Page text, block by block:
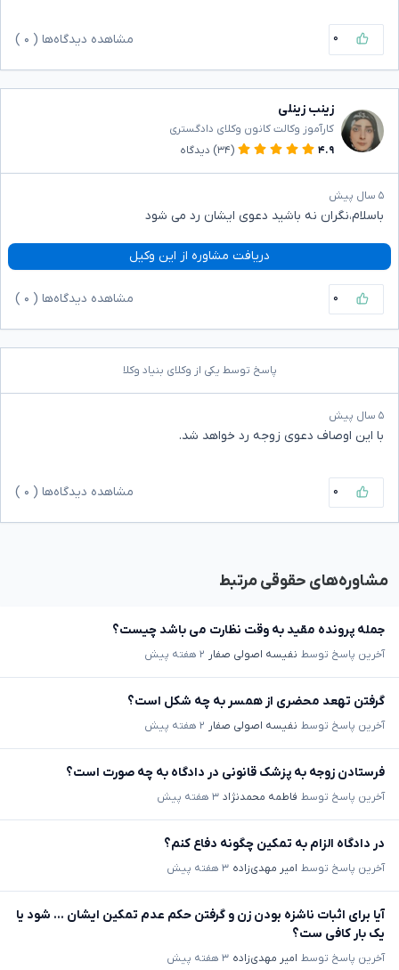
۰ مشاهده دیدگاه‌ها ( ۰
زینب زینلی
کارآموز وکالت کانون وکلای دادگستری
۴.۹
(۳۴) دیدگاه
۵ سال پیش
باسلام،نگران نه باشید دعوی ایشان رد می شود
دریافت مشاوره از این وکیل
۰ مشاهده دیدگاه‌ها ( ۰
پاسخ توسط یکی از وکلای بنیاد وکلا
۵ سال پیش
با این اوصاف دعوی زوجه رد خواهد شد.
۰ مشاهده دیدگاه‌ها ( ۰
مشاوره‌های حقوقی مرتبط
جمله پرونده مقید به وقت نظارت می باشد چیست؟
آخرین پاسخ توسط نفیسه اصولی صفار ۲ هفته پیش
گرفتن تهعد محضری از همسر به چه شکل است؟
آخرین پاسخ توسط نفیسه اصولی صفار ۲ هفته پیش
فرستادن زوجه به پزشک قانونی در دادگاه به چه صورت است؟
آخرین پاسخ توسط فاطمه محمدنژاد ۳ هفته پیش
در دادگاه الزام به تمکین چگونه دفاع کنم؟
آخرین پاسخ توسط امیر مهدی‌زاده ۳ هفته پیش
آیا برای اثبات ناشزه بودن زن و گرفتن حکم عدم تمکین ایشان ... شود یا
یک بار کافی ست؟
آخرین پاسخ توسط امیر مهدی‌زاده ۳ هفته پیش